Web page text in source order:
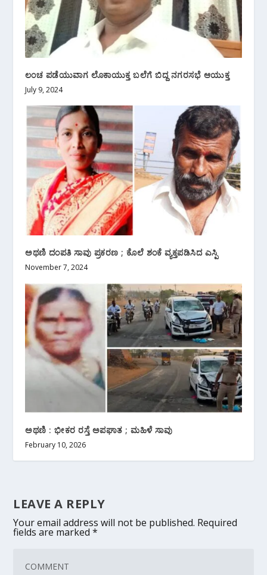
ಲಂಚ ಪಡೆಯುವಾಗ ಲೊಕಾಯುಕ್ತ ಬಲೆಗೆ ಬಿದ್ದ ನಗರಸಭೆ ಆಯುಕ್ತ
July 9, 2024
ಅಥಣಿ ದಂಪತಿ ಸಾವು ಪ್ರಕರಣ ; ಕೊಲೆ ಶಂಕೆ ವ್ಯಕ್ತಪಡಿಸಿದ ಎಸ್ಪಿ
November 7, 2024
ಅಥಣಿ : ಭೀಕರ ರಸ್ತೆ ಅಪಘಾತ ; ಮಹಿಳೆ ಸಾವು
February 10, 2026
LEAVE A REPLY
Your email address will not be published. Required
fields are marked*